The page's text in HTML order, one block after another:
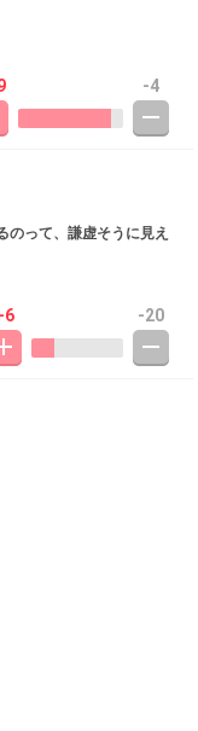
-4
のって、謙虚そうに見え
-20